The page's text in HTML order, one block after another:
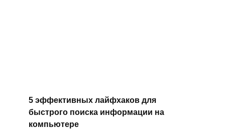
5 эффективных лайфхаков для
быстрого поиска информации на
компьютере